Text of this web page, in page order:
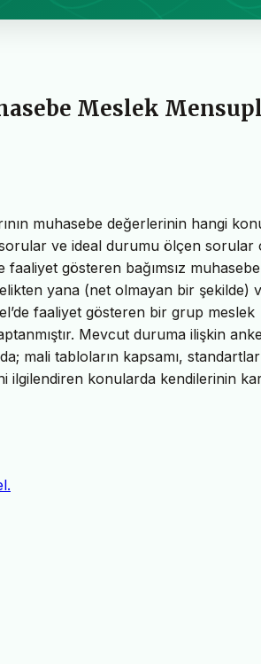
Meslek
muhasebe değerlerinin hangi
ve ideal durumu ölçen sorular
gösteren bağımsız
yana (net olmayan bir şekilde)
faaliyet gösteren bir grup meslek
Mevcut duruma ilişkin
mali tabloların kapsamı,
ilgilendiren konularda kendilerinin